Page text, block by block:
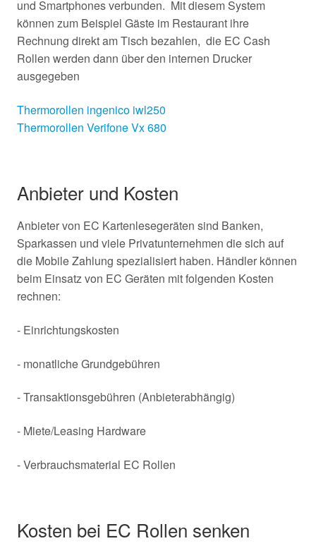
und Smartphones verbunden. Mit diesem System
können zum Beispiel Gäste im Restaurant ihre
Rechnung direkt am Tisch bezahlen, die EC Cash
Rollen werden dann über den internen Drucker
ausgegeben
Thermorollen ingenico iwl250
Thermorollen Verifone Vx 680
Anbieter und Kosten
Anbieter von EC Kartenlesegeräten sind Banken,
Sparkassen und viele Privatunternehmen die sich auf
die Mobile Zahlung spezialisiert haben. Händler können
beim Einsatz von EC Geräten mit folgenden Kosten
rechnen:
- Einrichtungskosten
- monatliche Grundgebühren
- Transaktionsgebühren (Anbieterabhängig)
- Miete/Leasing Hardware
- Verbrauchsmaterial EC Rollen
Kosten bei EC Rollen senken